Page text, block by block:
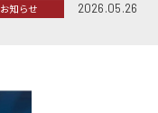
お知らせ 2026.05.26